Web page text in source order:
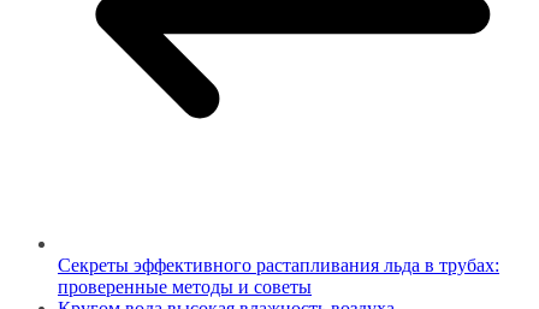
Секреты эффективного растапливания льда в трубах:
проверенные методы и советы